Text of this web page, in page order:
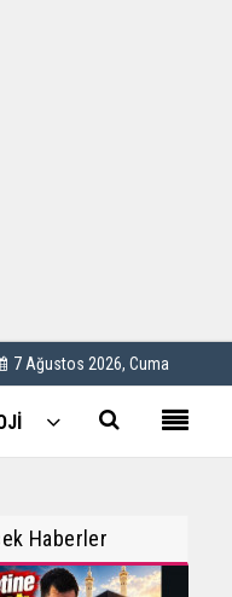
7 Ağustos 2026, Cuma
Haberler